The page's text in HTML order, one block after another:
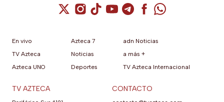
Cuenta de X / Twitter (se abre en una
Cuenta de Instagram (se abre en una
Cuenta de TikTok (se abre en
Cuenta de YouTube (se abre
Cuenta de Telegram (se
Cuenta de
Cuenta de
En vivo
TV Azteca
Azteca UNO
Azteca 7
Noticias
Deportes
adn Noticias
a más +
TV Azteca Internacional
TV AZTECA CONTACTO